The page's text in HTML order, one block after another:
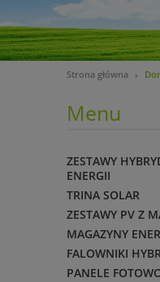
Strona główna
Menu
ZESTAWY
ENERGII
TRINA SOLAR
ZESTAWY PV Z
MAGAZYNY
FALOWNIKI
PANELE